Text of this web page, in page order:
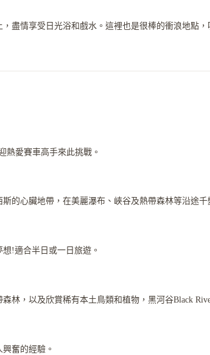
盡情享受日光浴和戲水。這裡也是很棒的衝浪地點
熱愛賽車高手來此挑戰。
的心臟地帶，在美麗瀑布、峽谷及熱帶森林等沿途
!適合半日或一日旅遊。
林，以及欣賞稀有本土鳥類和植物，黑河谷Black
奮的經驗。